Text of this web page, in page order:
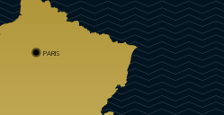
PARIS